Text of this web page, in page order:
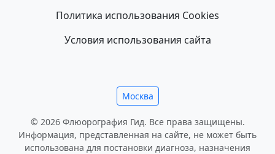
Политика использования Cookies
Условия использования сайта
Москва
© 2026 Флюорография Гид. Все права защищены.
Информация, представленная на сайте, не может быть
использована для постановки диагноза, назначения